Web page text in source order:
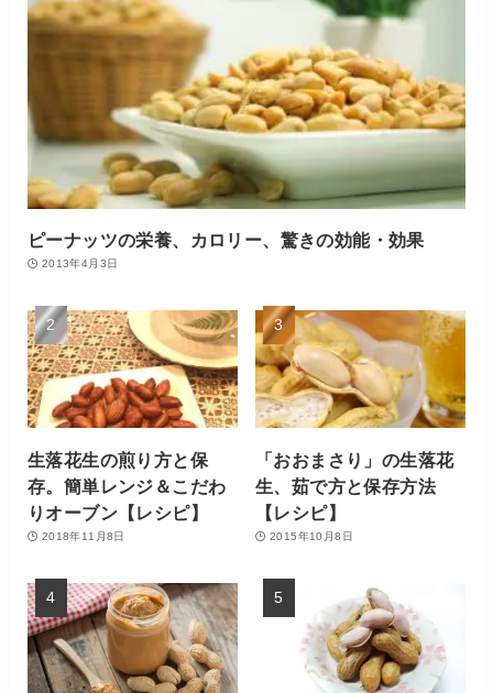
ピーナッツの栄養、カロリー、驚きの効能・効果
2013年4月3日
生落花生の煎り方と保
存。簡単レンジ＆こだわ
りオーブン【レシピ】
2018年11月8日
「おおまさり」の生落花
生、茹で方と保存方法
【レシピ】
2015年10月8日